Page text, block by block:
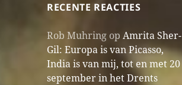
RECENTE REACTIES
Rob Muhring opAmrita Sher-
Gil: Europa is van Picasso,
India is van mij, tot en met 20
september in het Drents